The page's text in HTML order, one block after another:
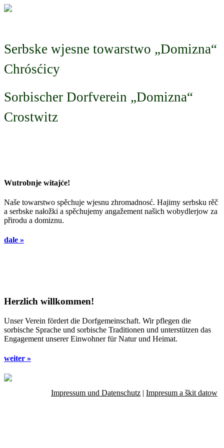
Serbske wjesne towarstwo „Domizna“
Chrósćicy
Sorbischer Dorfverein „Domizna“
Crostwitz
Wutrobnje witajće!
Naše towarstwo spěchuje wjesnu zhromadnosć. Hajimy serbsku rěč
a serbske nałožki a spěchujemy angažement našich wobydlerjow za
přirodu a domiznu.
dale »
Herzlich willkommen!
Unser Verein fördert die Dorfgemeinschaft. Wir pflegen die
sorbische Sprache und sorbische Traditionen und unterstützen das
Engagement unserer Einwohner für Natur und Heimat.
weiter »
Impressum und Datenschutz | Impresum a škit datow